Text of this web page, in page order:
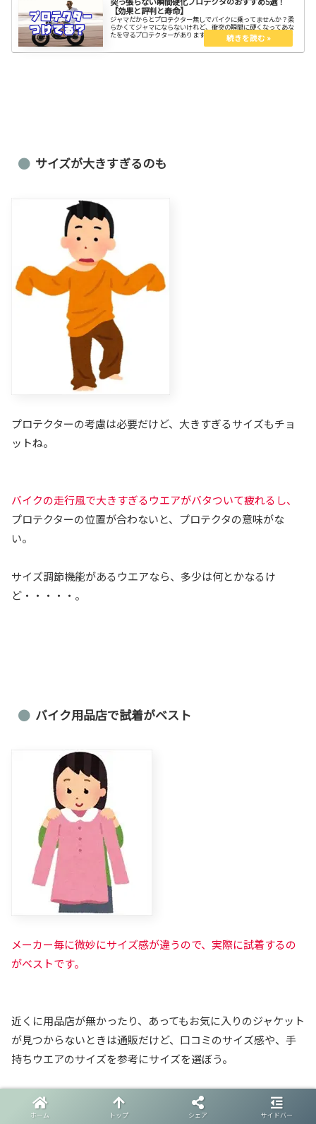
【効果と評判と寿命】
ジャマだからとプロテクター無しでバイクに乗ってませんか？柔
らかくてジャマにならないけれど、衝突の瞬間に硬くなってあな
たを守るプロテクターがあります。軽くて柔らく通気性もいい。
着心地が悪いし突っ張るプロテクターを投げ捨てて試してみよ
う！
サイズが大きすぎるのも
プロテクターの考慮は必要だけど、大きすぎるサイズもチョ
ットね。
バイクの走行風で大きすぎるウエアがバタついて疲れるし、
プロテクターの位置が合わないと、プロテクタの意味がな
い。
サイズ調節機能があるウエアなら、多少は何とかなるけ
ど・・・・・。
バイク用品店で試着がベスト
メーカー毎に微妙にサイズ感が違うので、実際に試着するの
がベストです。
近くに用品店が無かったり、あってもお気に入りのジャケット
が見つからないときは通販だけど、口コミのサイズ感や、手
持ちウエアのサイズを参考にサイズを選ぼう。
ホーム トップ シェア サイドバー